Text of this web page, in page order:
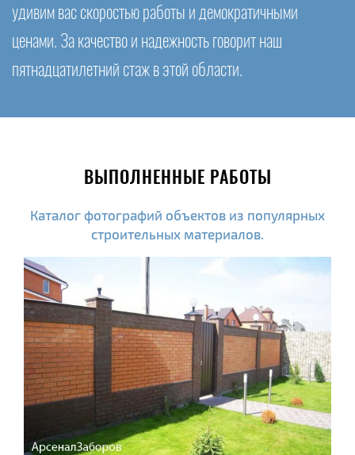
удивим вас скоростью работы и демократичными
ценами. За качество и надежность говорит наш
пятнадцатилетний стаж в этой области.
ВЫПОЛНЕННЫЕ РАБОТЫ
Каталог фотографий объектов из популярных
строительных материалов.